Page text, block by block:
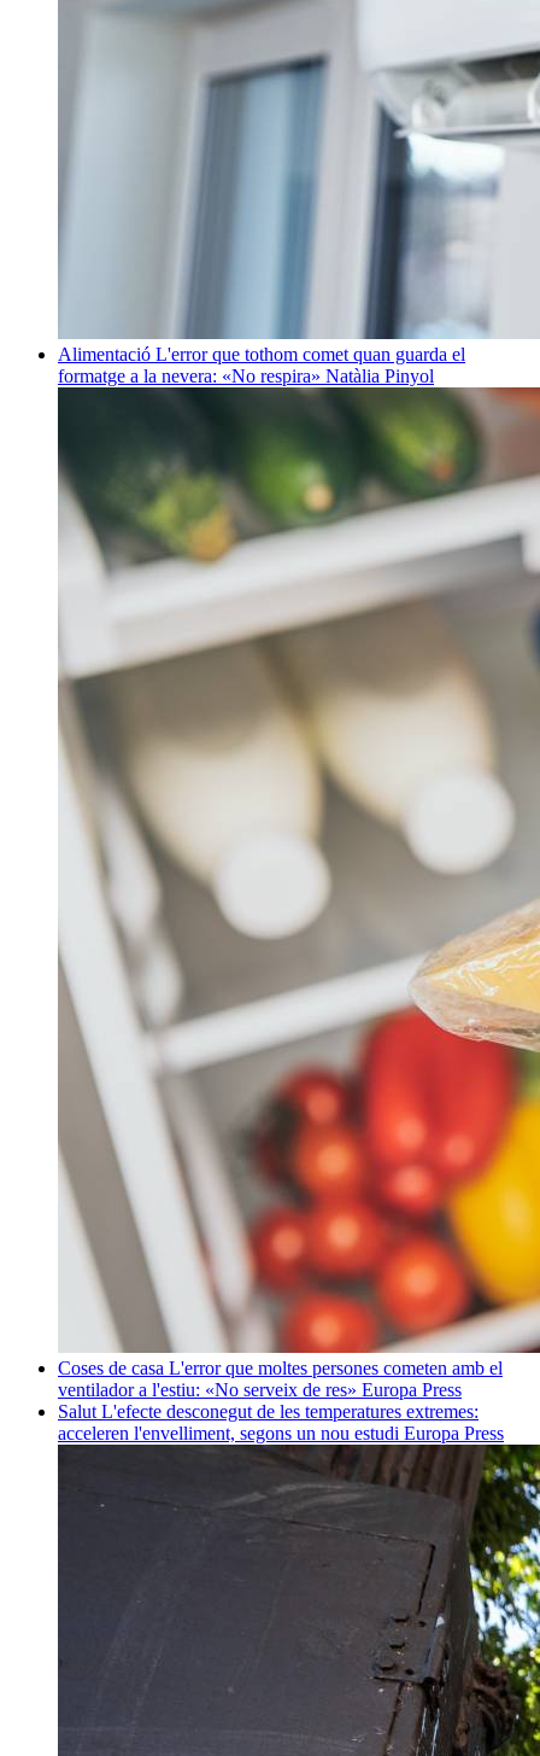
Alimentació L'error que tothom comet quan guarda el
formatge a la nevera: «No respira» Natàlia Pinyol
Coses de casa L'error que moltes persones cometen amb el
ventilador a l'estiu: «No serveix de res» Europa Press
Salut L'efecte desconegut de les temperatures extremes:
acceleren l'envelliment, segons un nou estudi Europa Press